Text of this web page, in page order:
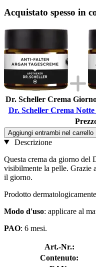
Acquistato spesso in
Dr. Scheller Crema
Dr. Scheller Crema
Aggiungi entrambi nel carrello
Descrizione
Questa crema da giorno del
visibilmente la pelle. Grazie
il giorno.
Prodotto
Modo d'uso: applicare al
PAO: 6 mesi.
Art.-Nr.:
Contenuto: